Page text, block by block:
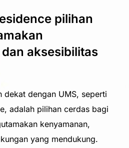
pilihan
aksesibilitas
dekat dengan UMS, seperti
adalah pilihan cerdas bagi
kenyamanan,
yang mendukung.